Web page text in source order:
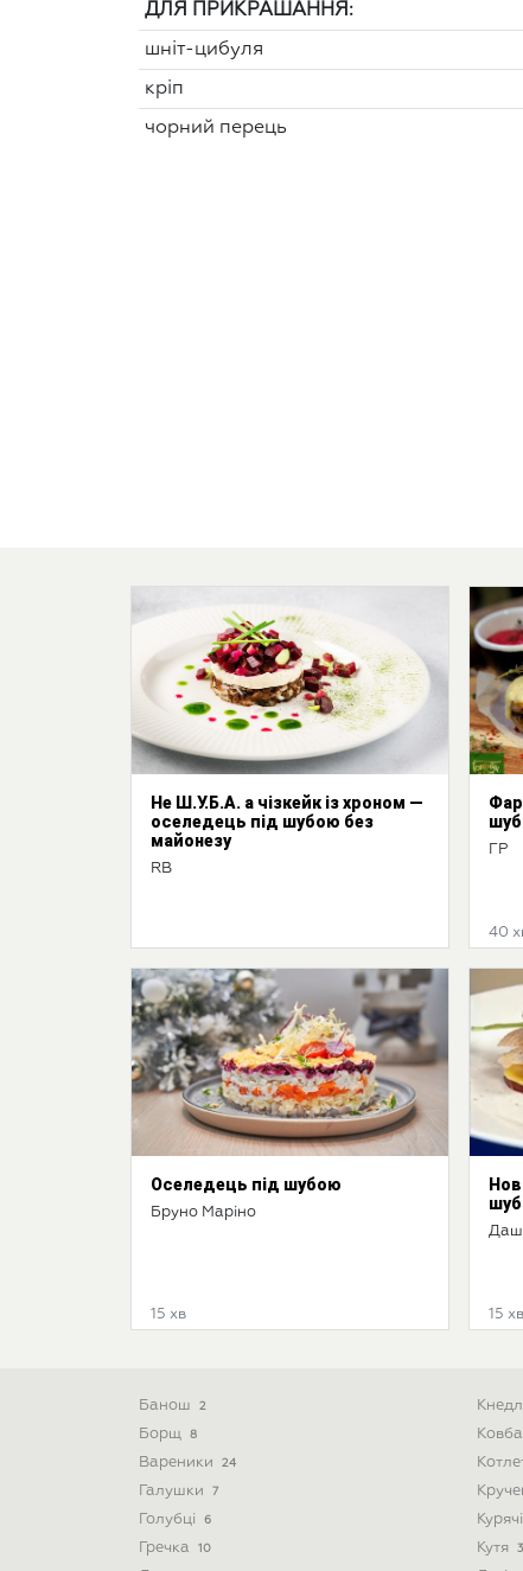
ДЛЯ ПРИКРАШАННЯ:
шніт-цибуля
кріп
чорний перець
Не Ш.У.Б.А. а чізкейк із хроном —
оселедець під шубою без
майонезу
RB
ГР
40
Оселедець під шубою
Бруно Маріно
15 хв 15 хв
Банош 2
Борщ 8
Вареники 24
Галушки 7
Голубці 6
Гречка 10 Кутя 3